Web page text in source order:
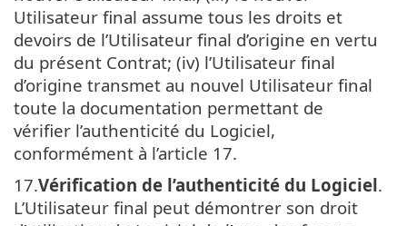
Utilisateur final assume tous les droits et
devoirs de l’Utilisateur final d’origine en vertu
du présent Contrat; (iv) l’Utilisateur final
d’origine transmet au nouvel Utilisateur final
toute la documentation permettant de
vérifier l’authenticité du Logiciel,
conformément à l’article 17.
17.Vérification de l’authenticité du Logiciel.
L’Utilisateur final peut démontrer son droit